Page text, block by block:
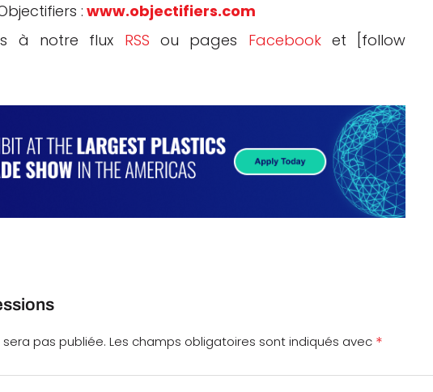
: www.objectifiers.com
à notre flux RSS ou pages Facebooket [follow
pas publiée. Les champs obligatoires sont indiqués avec *